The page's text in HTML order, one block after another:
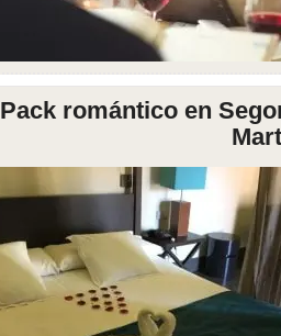
Pack romántico en